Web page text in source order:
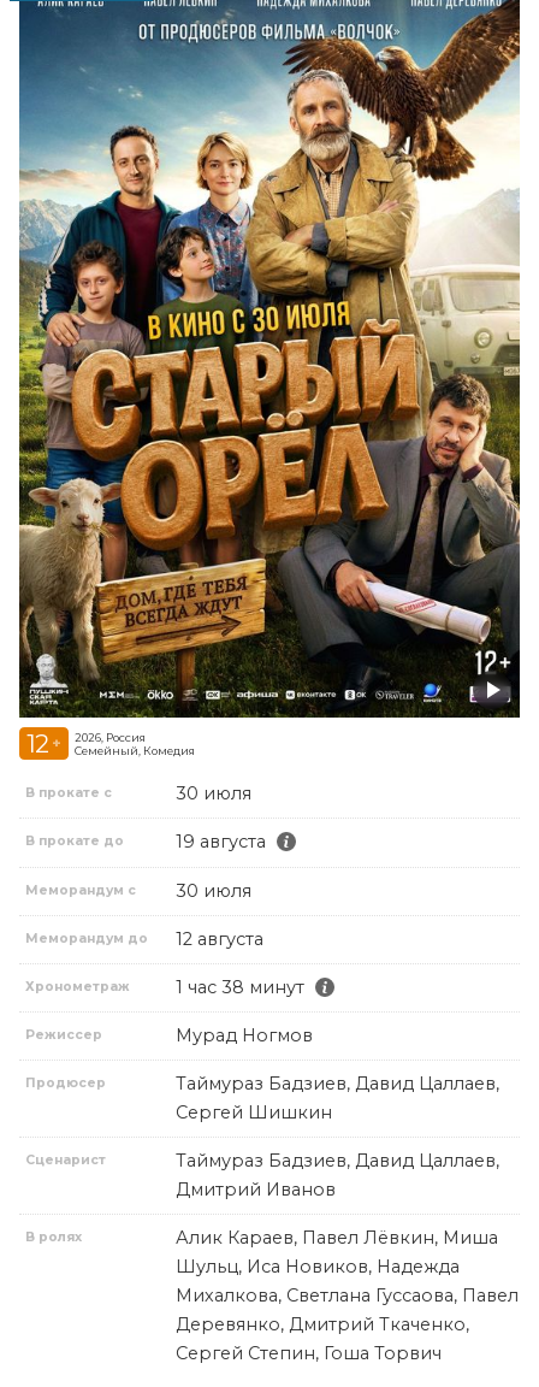
12 +
2026, Россия
Семейный, Комедия
В прокате с 30 июля
В прокате до 19 августа
Меморандум с 30 июля
Меморандум до 12 августа
Хронометраж 1 час 38 минут
Режиссер Мурад Ногмов
Продюсер
Таймураз Бадзиев, Давид Цаллаев,
Сергей Шишкин
Сценарист
Таймураз Бадзиев, Давид Цаллаев,
Дмитрий Иванов
В ролях
Алик Караев, Павел Лёвкин, Миша
Шульц, Иса Новиков, Надежда
Михалкова, Светлана Гуссаова, Павел
Деревянко, Дмитрий Ткаченко,
Сергей Степин, Гоша Торвич